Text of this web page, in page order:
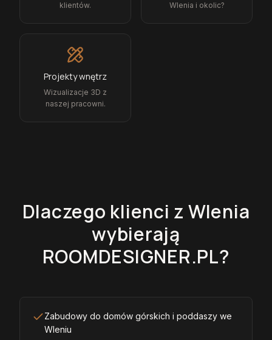
klientów.
Wlenia i okolic?
Projekty wnętrz
Wizualizacje 3D z
naszej pracowni.
Dlaczego klienci z Wlenia
wybierają
ROOMDESIGNER.PL?
Zabudowy do domów górskich i poddaszy we
Wleniu